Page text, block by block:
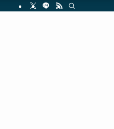
で成功を収めるための実践的アドバイ